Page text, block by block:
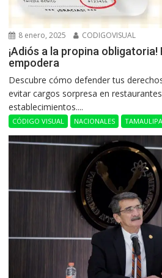
8 enero, 2025 CODIGOVISUAL
¡Adiós a la propina
empodera
Descubre cómo defender tus
evitar cargos sorpresa en
establecimientos....
CÓDIGO VISUAL NACIONALES